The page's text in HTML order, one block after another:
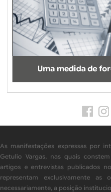
Uma medida de
As manifestações expressas por
Getulio Vargas, nas quais
artigos e entrevistas publicados
representam exclusivamente
necessariamente, a posição